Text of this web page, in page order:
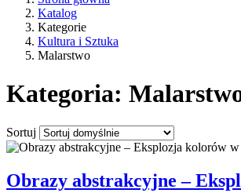
Katalog
Kategorie
Kultura i Sztuka
Malarstwo
Kategoria:
Sortuj
Obrazy abstrakcyjne –